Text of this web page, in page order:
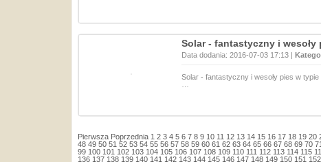
Solar - fantastyczny i
Data dodania: 2016-07-03 17:13 |
Solar - fantastyczny i wesoły pies w
Pierwsza Poprzednia 1 2 3 4 5 6 7 8 9 10 11 12 13 14 15 16 17 18 19 20
48 49 50 51 52 53 54 55 56 57 58 59 60 61 62 63 64 65 66 67 68 69 70 71
99 100 101 102 103 104 105 106 107 108 109 110 111 112 113 114 115
136 137 138 139 140 141 142 143 144 145 146 147 148 149 150 151 152